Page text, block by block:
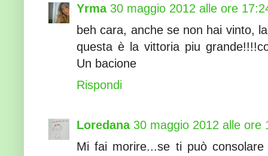
Yrma 30 maggio 2012 alle ore
beh cara, anche se non hai vinto,
questa è la vittoria piu
Un bacione
Rispondi
Loredana 30 maggio 2012 alle ore
Mi fai morire...se ti può